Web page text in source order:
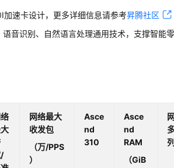
速卡设计，更多详细信息请参考昇腾社区
音识别、自然语言处理通用技术，支撑智能
网络最大
收发包
（万/PPS
）
Asce
nd
310
Asce
nd
RAM
（GiB